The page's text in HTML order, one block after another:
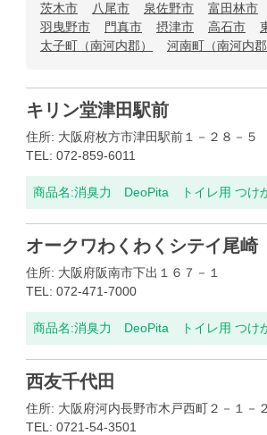
茨木市
八尾市 泉佐野市 富田林市
羽曳野市
門真市 摂津市 高石市
太子町（南河内郡）
河南町（南河内郡
キリン堂津田駅前
住所: 大阪府枚方市津田駅前１－２８－５
TEL: 072-859-6011
商品名:消臭力 DeoPita トイレ用 つけ
オークワわくわくシテイ尾崎
住所: 大阪府阪南市下出１６７－１
TEL: 072-471-7000
商品名:消臭力 DeoPita トイレ用 つけ
西友千代田
住所: 大阪府河内長野市木戸西町２－１－
TEL: 0721-54-3501